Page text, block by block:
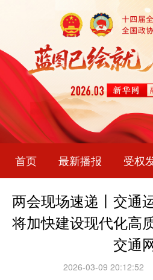
首页 最新播报 受权
两会现场速递丨交通
将加快建设现代化高
交通
2026-03-09 20:12:52